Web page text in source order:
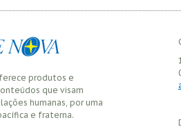
produtos e
que visam
humanas, por uma
e fraterna.